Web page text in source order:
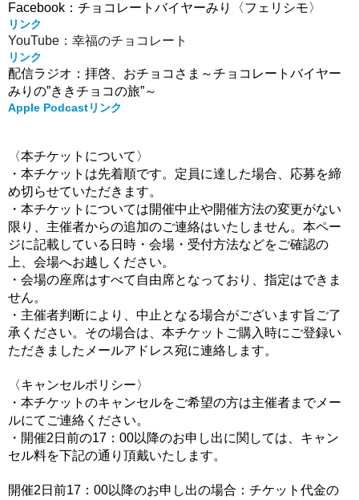
Facebook：チョコレートバイヤーみり〈フェリシモ〉
リンク
YouTube：幸福のチョコレート
リンク
配信ラジオ：拝啓、おチョコさま～チョコレートバイヤー
みりの”ききチョコの旅”～
Apple Podcastリンク
〈本チケットについて〉
・本チケットは先着順です。 定員に達した場合、応募を締
め切らせていただきます。
・本チケットについては開催中止や開催方法の変更がない
限り、 主催者からの追加のご連絡はいたしません。 本ペー
ジに記載している日時・会場・受付方法などをご確認の
上、 会場へお越しください。
・会場の座席はすべて自由席となっており、指定はできま
せん。
・主催者判断により、中止となる場合がございます旨ご了
承ください。 その場合は、本チケットご購入時にご登録い
ただきました メールアドレス宛に連絡します。
〈キャンセルポリシー〉
・本チケットのキャンセルをご希望の方は主催者までメー
ルにてご連絡ください。
・開催2日前の17：00以降のお申し出に関しては、キャン
セル料を下記の通り頂戴いたします。
開催2日前17：00以降のお申し出の場合：チケット代金の